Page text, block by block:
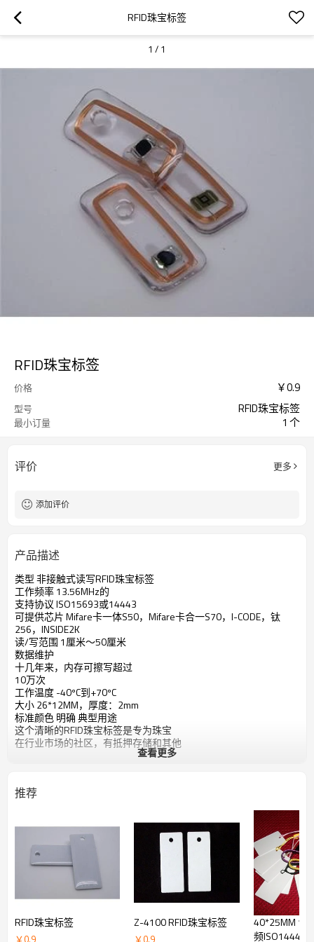
RFID珠宝标签
1 / 1
RFID珠宝标签
价格 ￥0.9
型号 RFID珠宝标签
最小订量 1 个
评价 更多
添加评价
产品描述
类型 非接触式读写RFID珠宝标签
工作频率 13.56MHz的
支持协议 ISO15693或14443
可提供芯片 Mifare卡一体S50，Mifare卡合一S70，I-CODE，钛
256，INSIDE2K
读/写范围 1厘米〜50厘米
数据维护
十几年来，内存可擦写超过
10万次
工作温度 -40ºC到+70ºC
大小 26*12MM，厚度：2mm
标准颜色 明确 典型用途
这个清晰的RFID珠宝标签是专为珠宝
在行业市场的社区，有抵押存储和其他
查看更多
推荐
RFID珠宝标签
￥0.9
Z-4100 RFID珠宝标签
￥0.9
40*25MM
频